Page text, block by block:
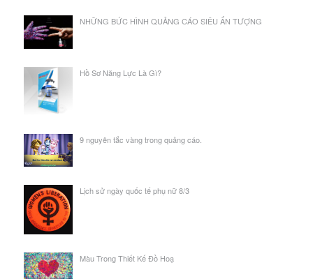
NHỮNG BỨC HÌNH QUẢNG CÁO SIÊU ẤN TƯỢNG
Hồ Sơ Năng Lực Là Gì?
9 nguyên tắc vàng trong quảng cáo.
Lịch sử ngày quốc tế phụ nữ 8/3
Màu Trong Thiết Kế Đồ Hoạ